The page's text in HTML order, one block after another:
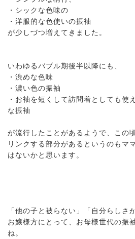
・シックな色味の
・洋服的な色使いの振袖
が少しづつ増えてきました。
いわゆるバブル期後半以降にも、
・渋めな色味
・濃い色の振袖
・お袖を短くして訪問着としても使
な振袖
が流行したことがあるようで、この
リンクする部分があるというのもマ
はないかと思います。
「他の子と被らない」「自分らしさ
お嬢様方にとって、お母様世代の振
ね。